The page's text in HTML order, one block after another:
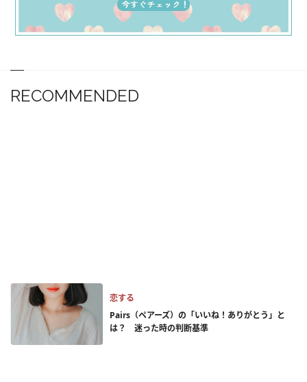
RECOMMENDED
恋する
Pairs（ペアーズ）の「いいね！ありがとう」と
は？ 迷った時の判断基準